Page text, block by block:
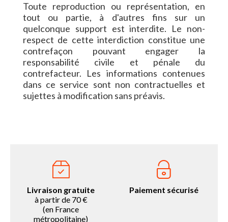
Toute reproduction ou représentation, en
tout ou partie, à d'autres fins sur un
quelconque support est interdite. Le non-
respect de cette interdiction constitue une
contrefaçon pouvant engager la
responsabilité civile et pénale du
contrefacteur. Les informations contenues
dans ce service sont non contractuelles et
sujettes à modification sans préavis.
Livraison gratuite
à partir de 70 €
(en France
métropolitaine)
Paiement sécurisé